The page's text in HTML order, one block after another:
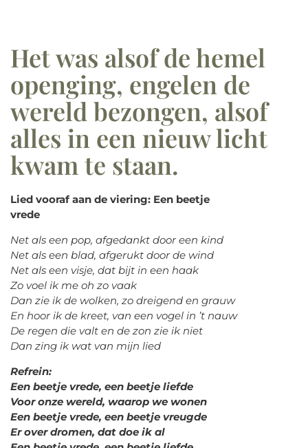
Het was alsof de hemel
openging, engelen de
wereld bezongen, alsof
alles in een nieuw licht
kwam te staan.
Lied vooraf aan de viering: Een beetje
vrede
Net als een pop, afgedankt door een kind
Net als een blad, afgerukt door de wind
Net als een visje, dat bijt in een haak
Zo voel ik me oh zo vaak
Dan zie ik de wolken, zo dreigend en grauw
En hoor ik de kreet, van een vogel in ’t nauw
De regen die valt en de zon zie ik niet
Dan zing ik wat van mijn lied
Refrein:
Een beetje vrede, een beetje liefde
Voor onze wereld, waarop we wonen
Een beetje vrede, een beetje vreugde
Er over dromen, dat doe ik al